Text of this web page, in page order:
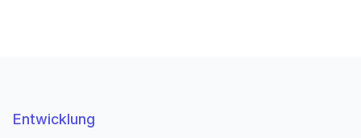
Entwicklung